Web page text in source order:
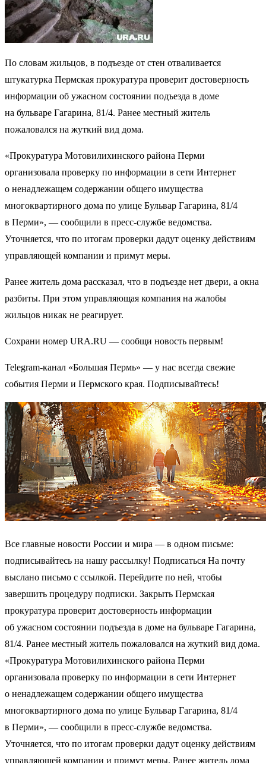
По словам жильцов, в подъезде от стен отваливается
штукатурка Пермская прокуратура проверит достоверность
информации об ужасном состоянии подъезда в доме
на бульваре Гагарина, 81/4. Ранее местный житель
пожаловался на жуткий вид дома.
«Прокуратура Мотовилихинского района Перми
организовала проверку по информации в сети Интернет
о ненадлежащем содержании общего имущества
многоквартирного дома по улице Бульвар Гагарина, 81/4
в Перми», — сообщили в пресс-службе ведомства.
Уточняется, что по итогам проверки дадут оценку действиям
управляющей компании и примут меры.
Ранее житель дома рассказал, что в подъезде нет двери, а окна
разбиты. При этом управляющая компания на жалобы
жильцов никак не реагирует.
Сохрани номер URA.RU — сообщи новость первым!
Telegram-канал «Большая Пермь» — у нас всегда свежие
события Перми и Пермского края. Подписывайтесь!
Все главные новости России и мира — в одном письме:
подписывайтесь на нашу рассылку! Подписаться На почту
выслано письмо с ссылкой. Перейдите по ней, чтобы
завершить процедуру подписки. Закрыть Пермская
прокуратура проверит достоверность информации
об ужасном состоянии подъезда в доме на бульваре Гагарина,
81/4. Ранее местный житель пожаловался на жуткий вид дома.
«Прокуратура Мотовилихинского района Перми
организовала проверку по информации в сети Интернет
о ненадлежащем содержании общего имущества
многоквартирного дома по улице Бульвар Гагарина, 81/4
в Перми», — сообщили в пресс-службе ведомства.
Уточняется, что по итогам проверки дадут оценку действиям
управляющей компании и примут меры. Ранее житель дома